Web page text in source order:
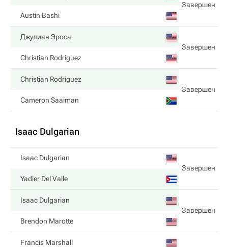
Завершен
Austin Bashi
Джулиан Эроса
Завершен
Christian Rodriguez
Christian Rodriguez
Завершен
Cameron Saaiman
Isaac Dulgarian
Isaac Dulgarian
Завершен
Yadier Del Valle
Isaac Dulgarian
Завершен
Brendon Marotte
Francis Marshall